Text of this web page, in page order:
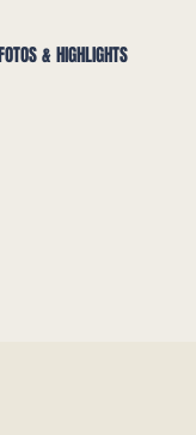
& HIGHLIGHTS